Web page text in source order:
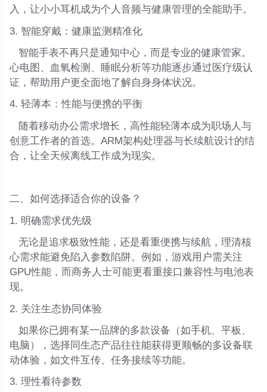
入，让小小耳机成为个人音频与健康管理的全能助手。
3. 智能穿戴：健康监测精准化
智能手表不再只是通知中心，而是专业的健康管家。
心电图、血氧检测、睡眠分析等功能逐步通过医疗级认
证，帮助用户更全面地了解自身身体状况。
4. 轻薄本：性能与便携的平衡
随着移动办公需求增长，高性能轻薄本成为职场人与
创意工作者的首选。ARM架构处理器与长续航设计的结
合，让全天候离线工作成为现实。
二、如何选择适合你的设备？
1. 明确需求优先级
无论是追求极致性能，还是看重便携与续航，理清核
心需求能避免陷入参数陷阱。例如，游戏用户需关注
GPU性能，而商务人士可能更看重接口兼容性与电池表
现。
2. 关注生态协同体验
如果你已拥有某一品牌的多款设备（如手机、平板、
电脑），选择同生态产品往往能获得更顺畅的多设备联
动体验，如文件互传、任务接续等功能。
3. 理性看待参数